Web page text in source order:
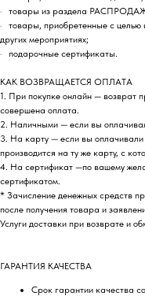
· товары из раздела
· товары, приобретенные с целью
других мероприятиях;
· подарочные сертификаты.
КАК ВОЗВРАЩАЕТСЯ ОПЛАТА
1. При покупке онлайн — возврат
совершена оплата.
2. Наличными — если вы
3. На карту — если вы
производится на ту же карту, с
4. На сертификат —по вашему
сертификатом.
* Зачисление денежных средств
после получения товара и
Услуги доставки при возврате и
ГАРАНТИЯ КАЧЕСТВА
Срок гарантии качества